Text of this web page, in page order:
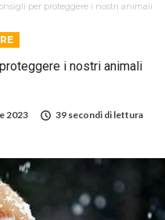
per proteggere i nostri animali
i nostri animali
2023 39 secondi di lettura